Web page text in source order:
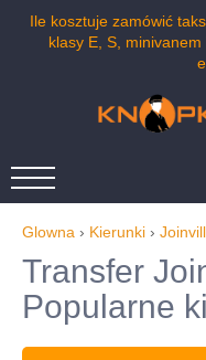
Ile kosztuje zamówić
klasy E, S,
Glowna › Kierunki ›
Transfer
Popularne